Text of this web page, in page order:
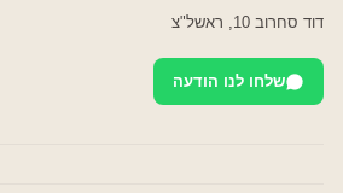
דוד סחרוב 10, ראשל"צ
שלחו לנו הודעה